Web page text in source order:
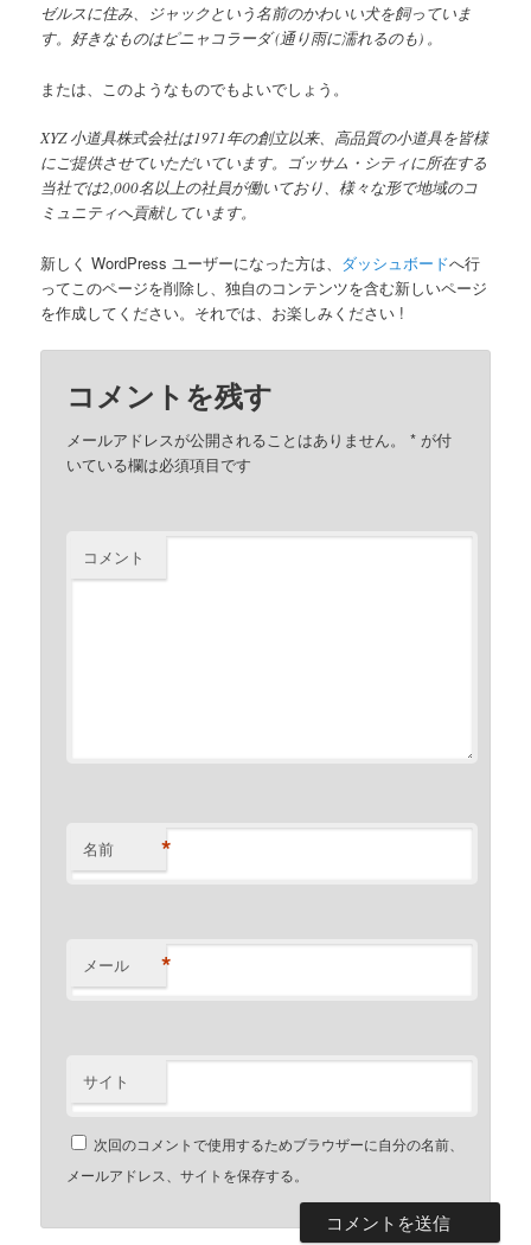
移
動
ゼルスに住み、ジャックという名前のかわいい犬を飼っていま
す。好きなものはピニャコラーダ (通り雨に濡れるのも) 。
または、このようなものでもよいでしょう。
XYZ 小道具株式会社は1971年の創立以来、高品質の小道具を皆様
にご提供させていただいています。ゴッサム・シティに所在する
当社では2,000名以上の社員が働いており、様々な形で地域のコ
ミュニティへ貢献しています。
新しく WordPress ユーザーになった方は、 ダッシュボードへ行
ってこのページを削除し、独自のコンテンツを含む新しいページ
を作成してください。それでは、お楽しみください !
コメントを残す
メールアドレスが公開されることはありません。 * が付
いている欄は必須項目です
コメント
名前 *
メール *
サイト
次回のコメントで使用するためブラウザーに自分の名前、
メールアドレス、サイトを保存する。